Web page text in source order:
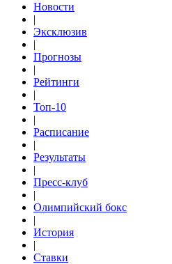
Новости
|
Эксклюзив
|
Прогнозы
|
Рейтинги
|
Топ-10
|
Расписание
|
Результаты
|
Пресс-клуб
|
Олимпийский бокс
|
История
|
Ставки